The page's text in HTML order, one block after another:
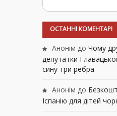
ОСТАННІ КОМЕНТАРІ
Анонім до Чому
депутатки
сину три ребра
Анонім до
Іспанію для дітей